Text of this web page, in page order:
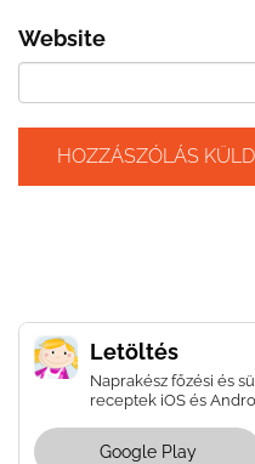
Website
Letöltés
Naprakész főzési és
receptek iOS és
Google Play